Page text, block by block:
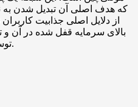
که هدف اصلی آن تبدیل شدن
از دلایل اصلی جذابیت
بالای سرمایه قفل شده در آن و
توسط این پروتکل پشتیبانی می‌شوند.